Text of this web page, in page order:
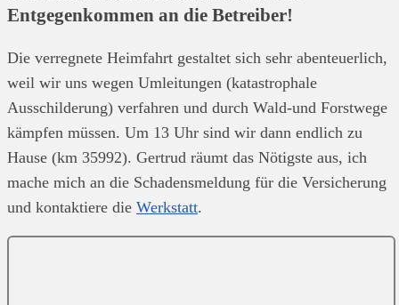
Entgegenkommen an die Betreiber!
Die verregnete Heimfahrt gestaltet sich sehr abenteuerlich,
weil wir uns wegen Umleitungen (katastrophale
Ausschilderung) verfahren und durch Wald-und Forstwege
kämpfen müssen. Um 13 Uhr sind wir dann endlich zu
Hause (km 35992). Gertrud räumt das Nötigste aus, ich
mache mich an die Schadensmeldung für die Versicherung
und kontaktiere die Werkstatt.